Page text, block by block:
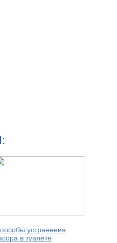
устранения
в туалете